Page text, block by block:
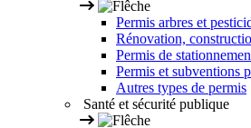
Permis arbres et
Rénovation,
Permis de
Permis et subventions
Autres types de permis
Santé et sécurité publique